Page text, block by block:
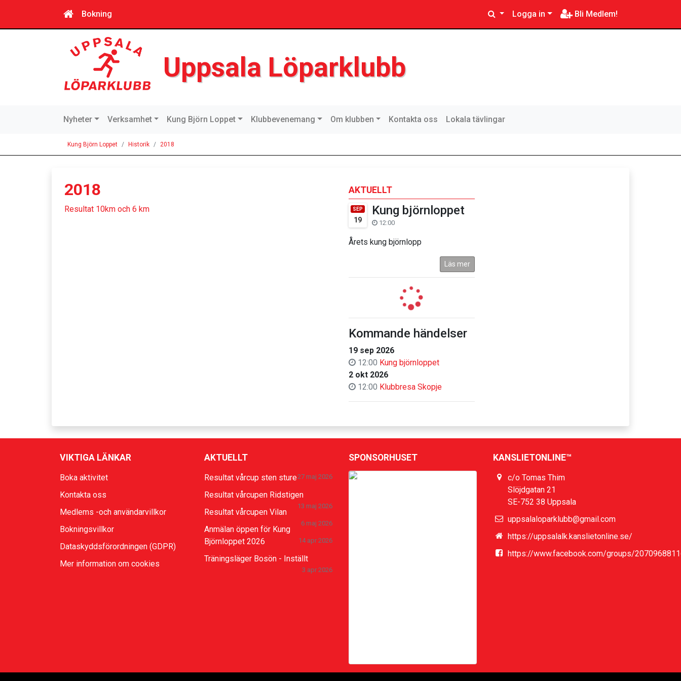
Bokning Logga in Bli Medlem!
Uppsala Löparklubb
Nyheter Verksamhet Kung Björn Loppet Klubbevenemang Om klubben Kontakta oss Lokala tävlingar
Kung Björn Loppet Historik 2018
AKTUELLT
SEP
19
Kung björnloppet
12:00
Årets kung björnlopp
Läs mer
Kommande händelser
19 sep 2026
12:00 Kung björnloppet
2 okt 2026
12:00 Klubbresa Skopje
2018
Resultat 10km och 6 km
VIKTIGA LÄNKAR
Boka aktivitet
Kontakta oss
Medlems -och användarvillkor
Bokningsvillkor
Dataskyddsförordningen (GDPR)
Mer information om cookies
AKTUELLT
Resultat vårcup sten sture27 maj 2026
Resultat vårcupen Ridstigen
13 maj 2026
Resultat vårcupen Vilan
6 maj 2026
Anmälan öppen för Kung
Björnloppet 2026
14 apr 2026
Träningsläger Bosön - Inställt
3 apr 2026
SPONSORHUSET KANSLIETONLINE™
c/o Tomas Thim
Slöjdgatan 21
SE-752 38 Uppsala
uppsalaloparklubb@gmail.com
https://uppsalalk.kanslietonline.se/
https://www.facebook.com/groups/